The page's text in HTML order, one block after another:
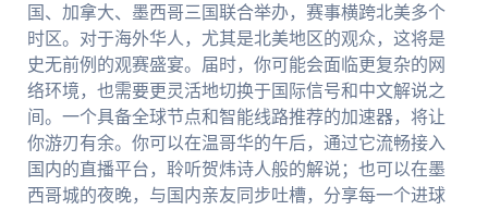
国、加拿大、墨西哥三国联合举办，赛事横跨北美多个
时区。对于海外华人，尤其是北美地区的观众，这将是
史无前例的观赛盛宴。届时，你可能会面临更复杂的网
络环境，也需要更灵活地切换于国际信号和中文解说之
间。一个具备全球节点和智能线路推荐的加速器，将让
你游刃有余。你可以在温哥华的午后，通过它流畅接入
国内的直播平台，聆听贺炜诗人般的解说；也可以在墨
西哥城的夜晚，与国内亲友同步吐槽，分享每一个进球